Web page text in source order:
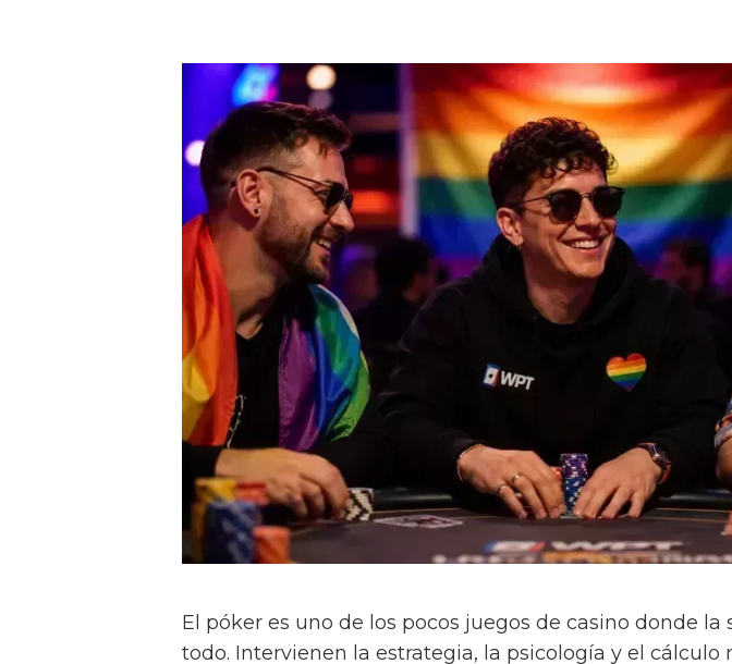
El póker es uno de los pocos juegos de casino donde la
todo. Intervienen la estrategia, la psicología y el cálculo